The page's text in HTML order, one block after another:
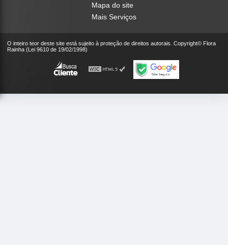
Mapa do site
Mais Serviços
O inteiro teor deste site está sujeito à proteção de direitos autorais. Copyright© Flora
Rainha (Lei 9610 de 19/02/1998)